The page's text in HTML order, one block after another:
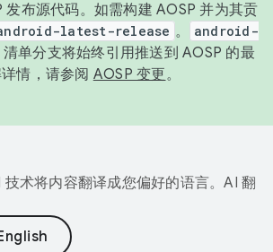
发布源代码。如需构建 AOSP 并为其贡
latest-release 。
android-
清单分支将始终引用推送到 AOSP 的最
情，请参阅 AOSP 变更。
术将内容翻译成您偏好的语言。AI 翻